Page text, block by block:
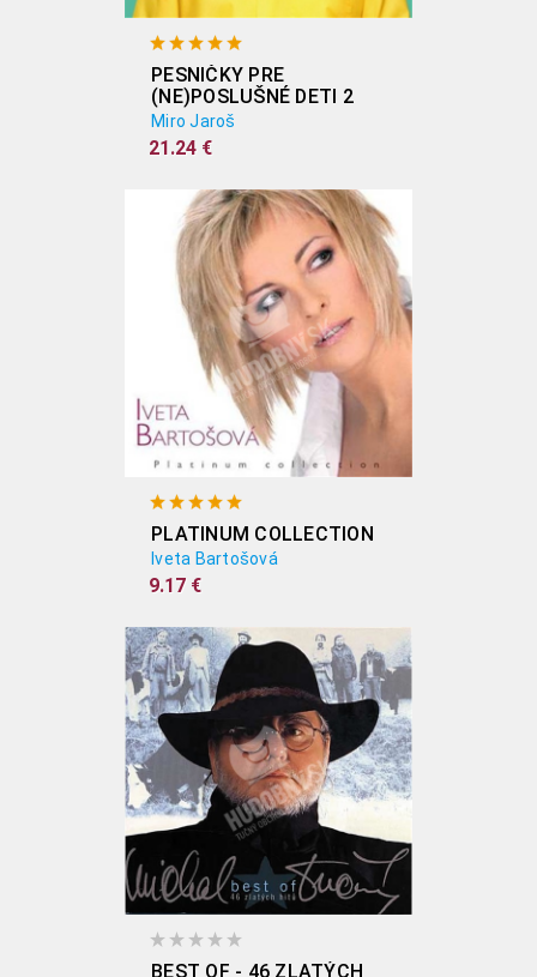
PESNIČKY PRE
(NE)POSLUŠNÉ DETI 2
Miro Jaroš
21.24 €
PLATINUM COLLECTION
Iveta Bartošová
9.17 €
BEST OF - 46 ZLATÝCH